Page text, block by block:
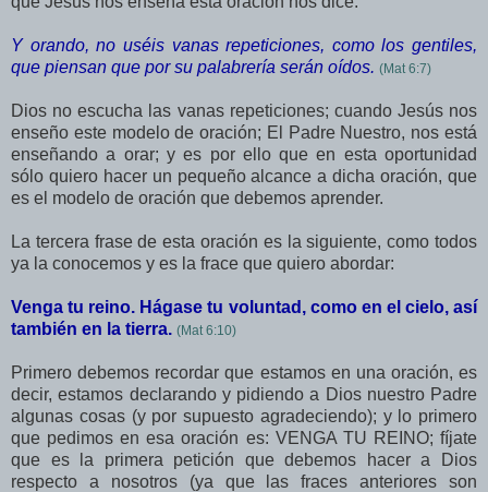
Y orando, no uséis vanas repeticiones, como los gentiles,
que piensan que por su palabrería serán oídos. (Mat 6:7)
Dios no escucha las vanas repeticiones; cuando Jesús nos
enseño este modelo de oración; El Padre Nuestro, nos está
enseñando a orar; y es por ello que en esta oportunidad
sólo quiero hacer un pequeño alcance a dicha oración, que
es el modelo de oración que debemos aprender.
La tercera frase de esta oración es la siguiente, como todos
ya la conocemos y es la frace que quiero abordar:
Venga tu reino. Hágase tu voluntad, como en el cielo, así
también en la tierra. (Mat 6:10)
Primero debemos recordar que estamos en una oración, es
decir, estamos declarando y pidiendo a Dios nuestro Padre
algunas cosas (y por supuesto agradeciendo); y lo primero
que pedimos en esa oración es: VENGA TU REINO; fíjate
que es la primera petición que debemos hacer a Dios
respecto a nosotros (ya que las fraces anteriores son